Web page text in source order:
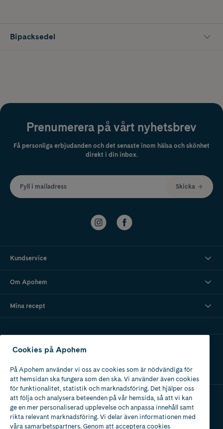
Bipacksedel
Prenumerera på vårt nyhetsbrev
Få personliga erbjudanden och det senaste inom hälsa och skönhet
direkt i din inbox.
Fyll i mailadress Skicka
Kundservice
Om Apohem
Mina recept
Ladda ner vår app
Apotek med tillstånd
av Läkemedelsverket
Cookies på Apohem
På Apohem använder vi oss av cookies som är nödvändiga för
att hemsidan ska fungera som den ska. Vi använder även cookies
för funktionalitet, statistik och marknadsföring. Det hjälper oss
att följa och analysera beteenden på vår hemsida, så att vi kan
ge en mer personaliserad upplevelse och anpassa innehåll samt
rikta relevant marknadsföring. Vi delar även informationen med
våra samarbetspartners. Genom att acceptera cookies